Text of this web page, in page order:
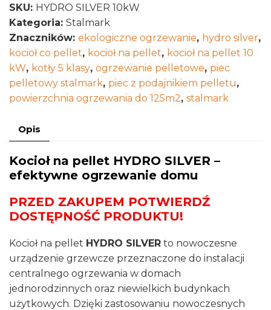
pellet
Stalmark
HYDRO
SILVER
10kW
SKU: HYDRO SILVER 10kW
Kategoria: Stalmark
Znaczników: ekologiczne ogrzewanie, hydro silver,
kocioł co pellet, kocioł na pellet, kocioł na pellet 10
kW, kotły 5 klasy, ogrzewanie pelletowe, piec
pelletowy stalmark, piec z podajnikiem pelletu,
powierzchnia ogrzewania do 125m2, stalmark
Opis
Kocioł na pellet HYDRO SILVER –
efektywne ogrzewanie domu
PRZED ZAKUPEM POTWIERDŹ
DOSTĘPNOŚĆ PRODUKTU!
Kocioł na pellet HYDRO SILVER to nowoczesne
urządzenie grzewcze przeznaczone do instalacji
centralnego ogrzewania w domach
jednorodzinnych oraz niewielkich budynkach
użytkowych. Dzięki zastosowaniu nowoczesnych